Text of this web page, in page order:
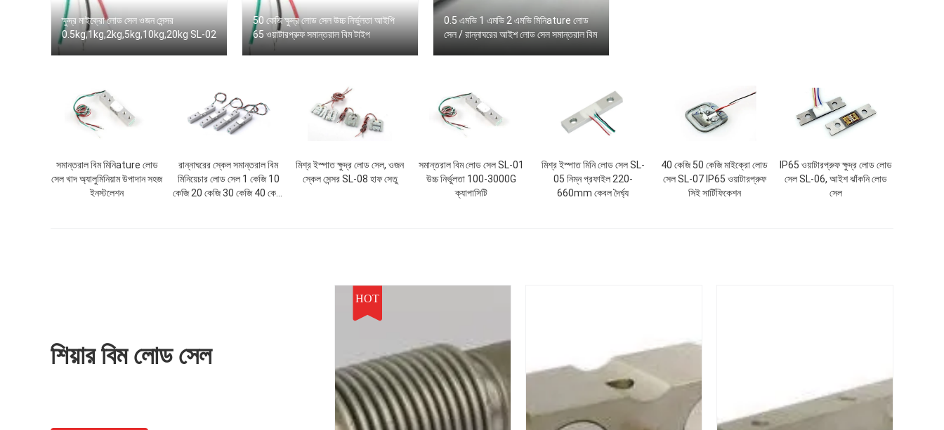
ক্ষুদ্র মাইক্রো লোড সেল ওজন সেন্সর
0.5kg,1kg,2kg,5kg,10kg,20kg SL-02
50 কেজি ক্ষুদ্র লোড সেল উচ্চ নির্ভুলতা আইপি
65 ওয়াটারপ্রুফ সমান্তরাল বিম টাইপ
0.5 এমভি 1 এমভি 2 এমভি মিনিature লোড
সেল / রান্নাঘরের আইশ লোড সেল সমান্তরাল বিম
সমান্তরাল বিম মিনিature লোড
সেল খাদ অ্যালুমিনিয়াম উপাদান সহজ
ইনস্টলেশন
রান্নাঘরের স্কেল সমান্তরাল বিম
মিনিয়েচার লোড সেল 1 কেজি 10
কেজি 20 কেজি 30 কেজি 40 কেজি
মিশ্র ইস্পাত ক্ষুদ্র লোড সেল, ওজন
স্কেল সেন্সর SL-08 হাফ সেতু
সমান্তরাল বিম লোড সেল SL-01
উচ্চ নির্ভুলতা 100-3000G
ক্যাপাসিটি
মিশ্র ইস্পাত মিনি লোড সেল SL-
05 নিম্ন প্রফাইল 220-
660mm কেবল দৈর্ঘ্য
40 কেজি 50 কেজি মাইক্রো লোড
সেল SL-07 IP65 ওয়াটারপ্রুফ
সিই সার্টিফিকেশন
IP65 ওয়াটারপ্রুফ ক্ষুদ্র লোড লোড
সেল SL-06, আইশ ঝাঁকনি লোড
সেল
শিয়ার বিম লোড সেল
HOT